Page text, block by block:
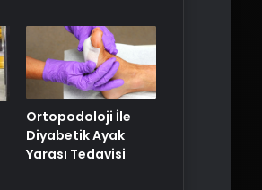
Ortopodoloji İle
Diyabetik Ayak
Yarası Tedavisi